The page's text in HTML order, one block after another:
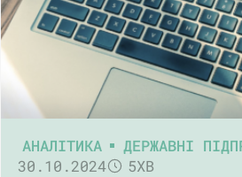
АНАЛІТИКА
ДЕРЖАВНІ
30.10.2024
5ХВ